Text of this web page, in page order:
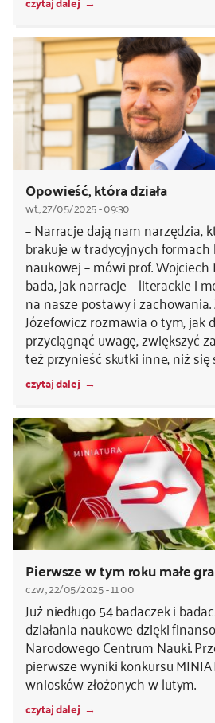
Opowieść, która działa
wt., 27/05/2025 - 09:30
– Narracje dają nam narzędzia,
brakuje w tradycyjnych
naukowej – mówi prof. Wojciech
bada, jak narracje – literackie i
na nasze postawy i
Józefowicz rozmawia o tym, jak
przyciągnąć uwagę, zwiększyć
też przynieść skutki inne, niż
czytaj dalej
Pierwsze w tym roku małe
czw., 22/05/2025 - 11:00
Już niedługo 54 badaczek i
działania naukowe dzięki
Narodowego Centrum Nauki.
pierwsze wyniki konkursu
wniosków złożonych w lutym.
czytaj dalej